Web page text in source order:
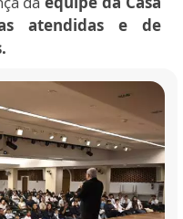
atendidas e de